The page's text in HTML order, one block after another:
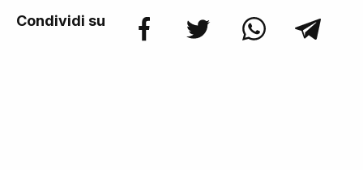
Condividi su